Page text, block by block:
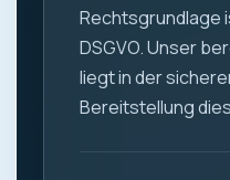
Rechtsgrundlage
DSGVO. Unser
liegt in der
Bereitstellung